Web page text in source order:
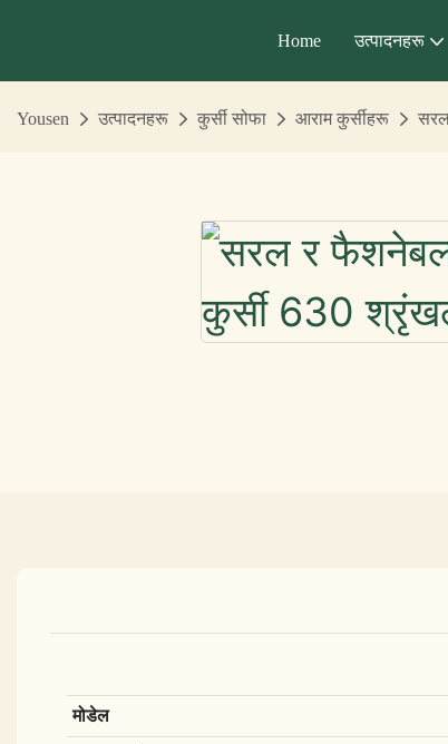
Home उत्पादनहरू
Yousen उत्पादनहरू कुर्सी सोफा आराम कुर्सीहरू
मोडेल